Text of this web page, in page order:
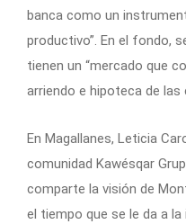
banca como un
productivo”. En el fondo,
tienen un “mercado que
arriendo e hipoteca de las
En Magallanes, Leticia
comunidad Kawésqar
comparte la visión de
el tiempo que se le da a